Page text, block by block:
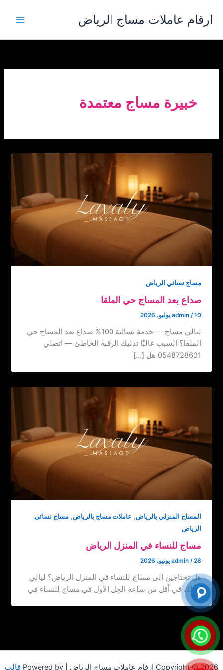
المحتوى
ارقام عاملات مساج الرياض
خبيرة مساج معتمدة
مساج نسائي الرياض
صداع بعد المساج حي الملقا
admin /10 يوليو، 2026
ليالي مساج — خدمة نسائية 100% صداع بعد المساج حي
الملقا؟ السبب غالبًا تدليك الرقبة الخاطئ — اتصلي
0548728631 هل […]
المساج المنزلي بالرياض, عاملات مساج بالرياض,مساج نسائي
الرياض
مساج للنساء في المنزل الرياض
admin /28 يونيو، 2026
هل تحتاجين إلى مساج للنساء في المنزل الرياض؟ ليالي
تصلك في أقل من ساعة الحل الأول في مساج للنساء في
Copyright © 2026 ارقام عاملات مساج الرياض | Powered by قالب